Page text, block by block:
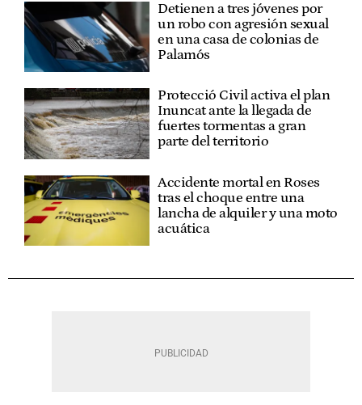
Detienen a tres jóvenes por
un robo con agresión sexual
en una casa de colonias de
Palamós
Protecció Civil activa el plan
Inuncat ante la llegada de
fuertes tormentas a gran
parte del territorio
Accidente mortal en Roses
tras el choque entre una
lancha de alquiler y una moto
acuática